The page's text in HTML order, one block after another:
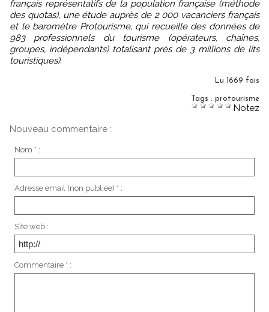
français représentatifs de la population française (méthode
des quotas), une étude auprès de 2 000 vacanciers français
et le baromètre Protourisme, qui recueille des données de
983 professionnels du tourisme (opérateurs, chaînes,
groupes, indépendants) totalisant près de 3 millions de lits
touristiques).
Lu 1669 fois
Tags : protourisme
Notez
Nouveau commentaire :
Nom * :
Adresse email (non publiée) * :
Site web :
Commentaire * :